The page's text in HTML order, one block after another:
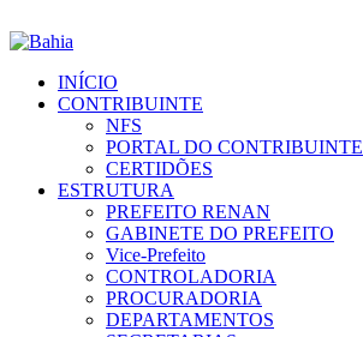
INÍCIO
CONTRIBUINTE
NFS
PORTAL DO CONTRIBUINTE
CERTIDÕES
ESTRUTURA
PREFEITO RENAN
GABINETE DO PREFEITO
Vice-Prefeito
CONTROLADORIA
PROCURADORIA
DEPARTAMENTOS